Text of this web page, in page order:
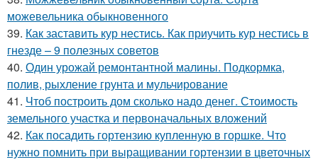
можевельника обыкновенного
39. Как заставить кур нестись. Как приучить кур нестись в
гнезде – 9 полезных советов
40. Один урожай ремонтантной малины. Подкормка,
полив, рыхление грунта и мульчирование
41. Чтоб построить дом сколько надо денег. Стоимость
земельного участка и первоначальных вложений
42. Как посадить гортензию купленную в горшке. Что
нужно помнить при выращивании гортензии в цветочных